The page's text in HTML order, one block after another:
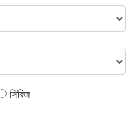
সিরিজ